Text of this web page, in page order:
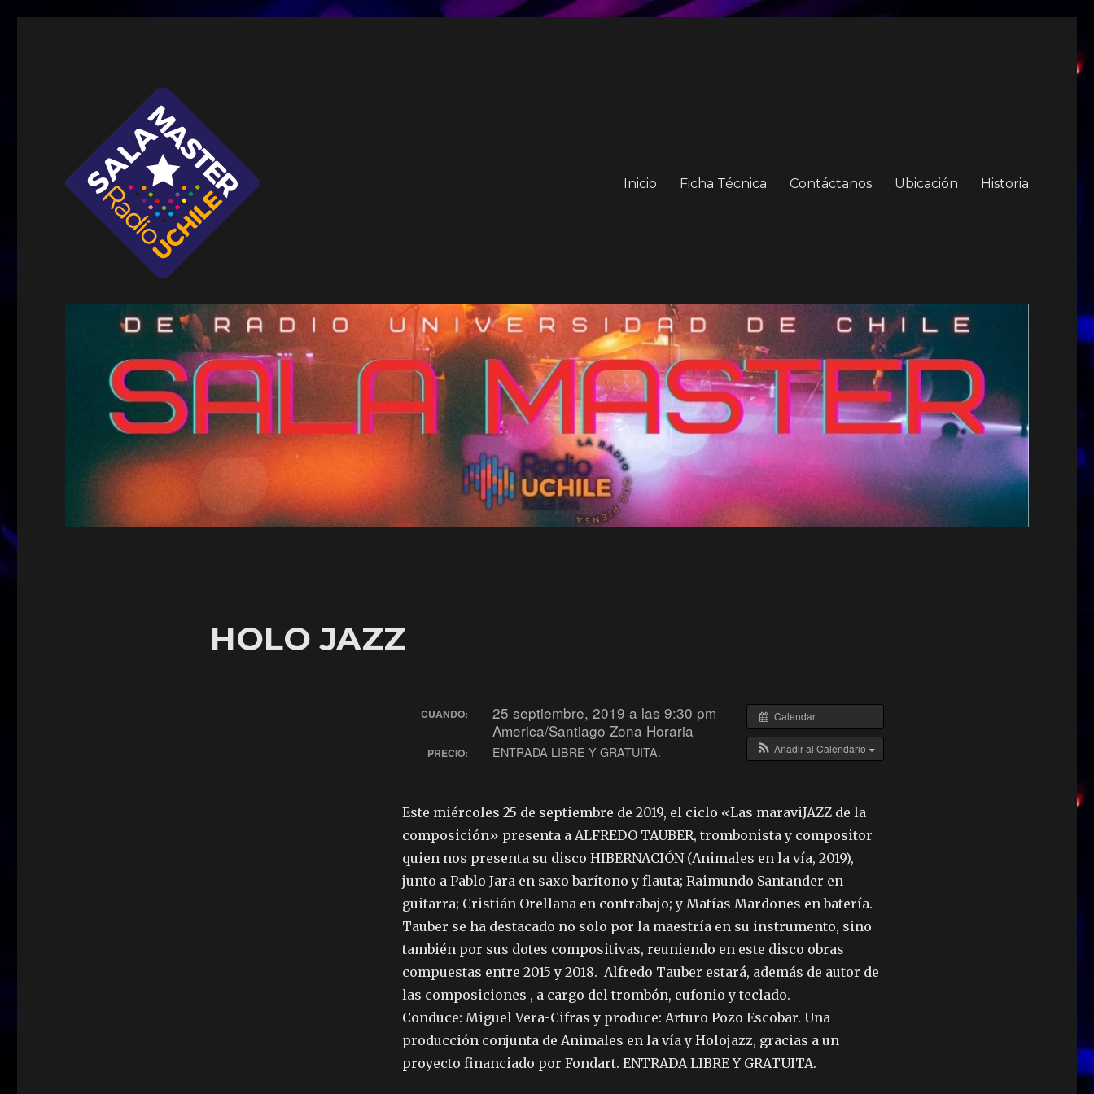
Sala Master
Inicio Ficha Técnica Contáctanos Ubicación Historia
HOLO JAZZ
Calendar
Añadir al Calendario
CUANDO:
25 septiembre, 2019 a las 9:30 pm
America/Santiago Zona Horaria
PRECIO: ENTRADA LIBRE Y GRATUITA.
Este miércoles 25 de septiembre de 2019, el ciclo «Las maraviJAZZ de la
composición» presenta a ALFREDO TAUBER, trombonista y compositor
quien nos presenta su disco HIBERNACIÓN (Animales en la vía, 2019),
junto a Pablo Jara en saxo barítono y flauta; Raimundo Santander en
guitarra; Cristián Orellana en contrabajo; y Matías Mardones en batería.
Tauber se ha destacado no solo por la maestría en su instrumento, sino
también por sus dotes compositivas, reuniendo en este disco obras
compuestas entre 2015 y 2018. Alfredo Tauber estará, además de autor de
las composiciones , a cargo del trombón, eufonio y teclado.
Conduce: Miguel Vera-Cifras y produce: Arturo Pozo Escobar. Una
producción conjunta de Animales en la vía y Holojazz, gracias a un
proyecto financiado por Fondart. ENTRADA LIBRE Y GRATUITA.